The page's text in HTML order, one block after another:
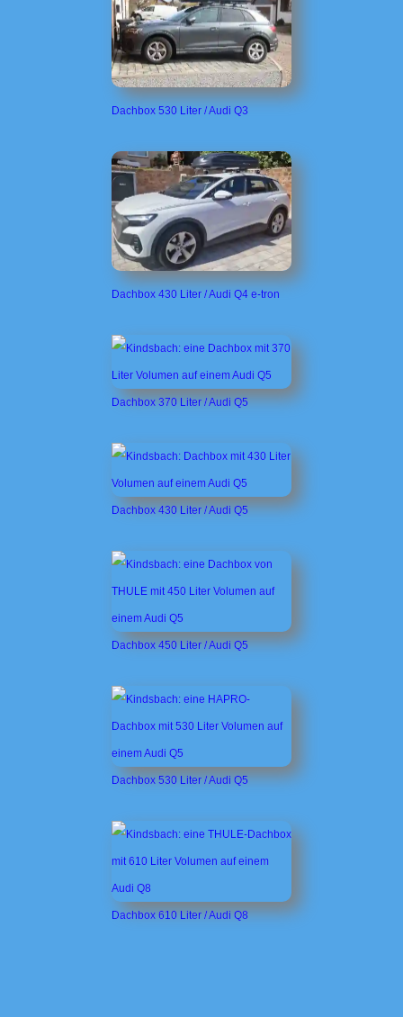
Dachbox 530 Liter / Audi Q3
Dachbox 430 Liter / Audi Q4 e-tron
Dachbox 370 Liter / Audi Q5
Dachbox 430 Liter / Audi Q5
Dachbox 450 Liter / Audi Q5
Dachbox 530 Liter / Audi Q5
Dachbox 610 Liter / Audi Q8